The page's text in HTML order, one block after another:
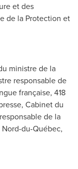
et des
de la Protection et
ministre de la
responsable de
française, 418
Cabinet du
de la
du-Québec,